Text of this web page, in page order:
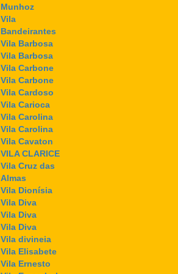
Munhoz
Vila
Bandeirantes
Vila Barbosa
Vila Barbosa
Vila Carbone
Vila Carbone
Vila Cardoso
Vila Carioca
Vila Carolina
Vila Carolina
Vila Cavaton
VILA CLARICE
Vila Cruz das
Almas
Vila Dionísia
Vila Diva
Vila Diva
Vila Diva
Vila divineia
Vila Elisabete
Vila Ernesto